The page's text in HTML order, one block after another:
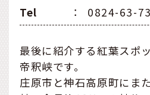
Tel
： 0824-63-
最後に紹介する紅葉スポ
帝釈峡です。
庄原市と神石高原町にま